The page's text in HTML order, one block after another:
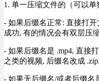
1. 单一压缩文件的（可以
- 如果后缀名正常: 直接打
成功, 有的情况会有双层压
- 如果后缀名是 .mp4, 直接
之类的视频, 后缀名改成
- 如果无后缀名/或者后缀名